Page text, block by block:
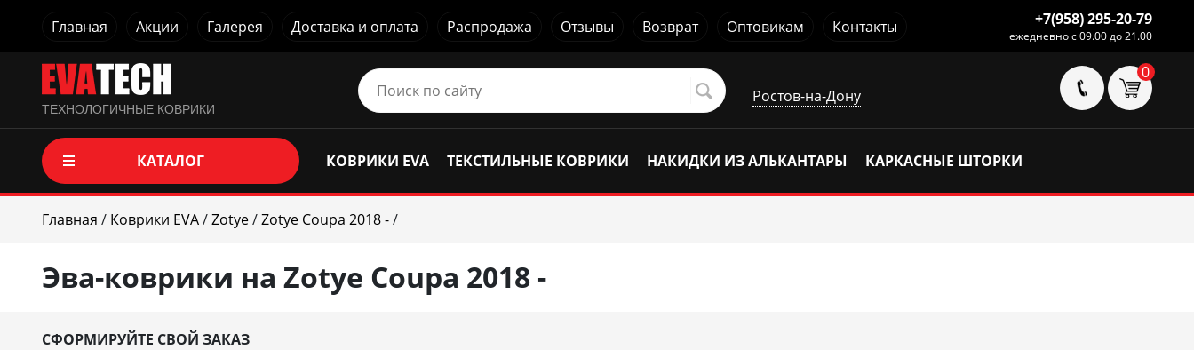
Главная Акции Галерея Доставка и оплата Распродажа Отзывы Возврат Оптовикам Контакты +7(958) 295-20-79
ежедневно с 09.00 до 21.00
ТЕХНОЛОГИЧНЫЕ КОВРИКИ
Ростов-на-Дону
0
КАТАЛОГ КОВРИКИ EVA ТЕКСТИЛЬНЫЕ КОВРИКИ НАКИДКИ ИЗ АЛЬКАНТАРЫ КАРКАСНЫЕ ШТОРКИ
Главная / Коврики EVA/Zotye/Zotye Coupa 2018 -/
Эва-коврики на Zotye Coupa 2018 -
СФОРМИРУЙТЕ СВОЙ ЗАКАЗ